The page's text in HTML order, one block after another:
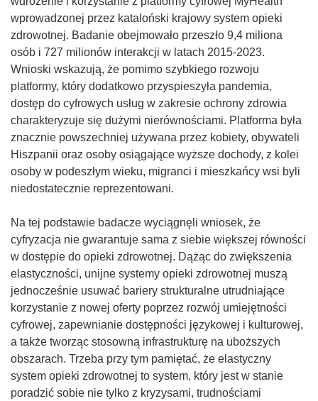
ś
n
i
k
o
t
w
o
r
z
i
ę
w
n
o
w
y
m
o
k
n
wprowadzonej przez kataloński krajowy system opieki
zdrowotnej. Badanie obejmowało przeszło 9,4 miliona
osób i 727 milionów interakcji w latach 2015-2023.
Wnioski wskazują, że pomimo szybkiego rozwoju
platformy, który dodatkowo przyspieszyła pandemia,
dostęp do cyfrowych usług w zakresie ochrony zdrowia
charakteryzuje się dużymi nierównościami. Platforma była
znacznie powszechniej używana przez kobiety, obywateli
Hiszpanii oraz osoby osiągające wyższe dochody, z kolei
osoby w podeszłym wieku, migranci i mieszkańcy wsi byli
niedostatecznie reprezentowani.
Na tej podstawie badacze wyciągnęli wniosek, że
cyfryzacja nie gwarantuje sama z siebie większej równości
w dostępie do opieki zdrowotnej. Dążąc do zwiększenia
elastyczności, unijne systemy opieki zdrowotnej muszą
jednocześnie usuwać bariery strukturalne utrudniające
korzystanie z nowej oferty poprzez rozwój umiejętności
cyfrowej, zapewnianie dostępności językowej i kulturowej,
a także tworząc stosowną infrastrukturę na uboższych
obszarach. Trzeba przy tym pamiętać, że elastyczny
system opieki zdrowotnej to system, który jest w stanie
poradzić sobie nie tylko z kryzysami, trudnościami